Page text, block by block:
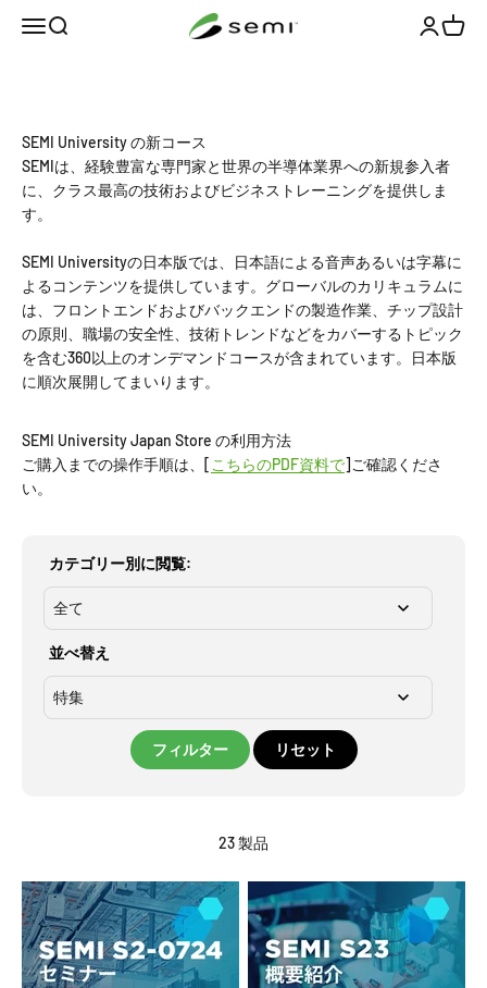
メニューを開く
検索を開く semi-jp アカウン
カー
SEMI University の新コース
SEMIは、経験豊富な専門家と世界の半導体業界への新規参入者
に、クラス最高の技術およびビジネストレーニングを提供しま
す。
SEMI Universityの日本版では、日本語による音声あるいは字幕に
よるコンテンツを提供しています。グローバルのカリキュラムに
は、フロントエンドおよびバックエンドの製造作業、チップ設計
の原則、職場の安全性、技術トレンドなどをカバーするトピック
を含む360以上のオンデマンドコースが含まれています。日本版
に順次展開してまいります。
SEMI University Japan Store の利用方法
ご購入までの操作手順は、[ こちらのPDF資料で]ご確認くださ
い。
カテゴリー別に閲覧:
並べ替え
フィルター リセット
23 製品